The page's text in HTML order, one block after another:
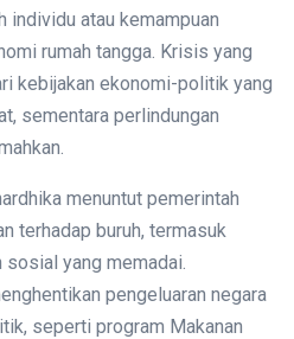
individu atau kemampuan
rumah tangga. Krisis yang
kebijakan ekonomi-politik yang
sementara perlindungan
menuntut pemerintah
terhadap buruh, termasuk
sosial yang memadai.
pengeluaran negara
seperti program Makanan